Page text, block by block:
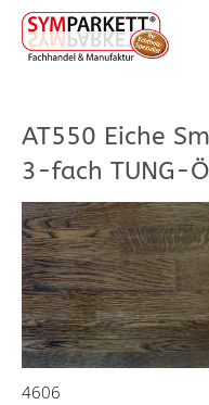
AT550 Eiche
3-fach TUNG-
4606